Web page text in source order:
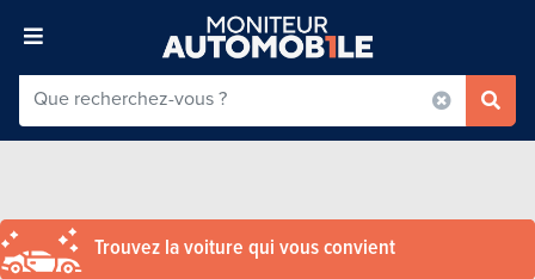
Trouvez la voiture qui vous convient